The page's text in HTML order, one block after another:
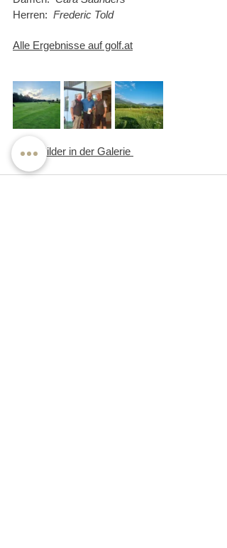
Herren: Frederic Told
Alle Ergebnisse auf golf.at
Mehr Bilder in der Galerie